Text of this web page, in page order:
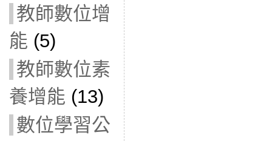
教師數位增
能 (5)
教師數位素
養增能 (13)
數位學習公